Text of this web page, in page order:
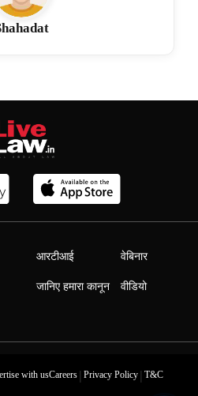
आरटीआई
जानिए हमारा कानून
वेबिनार
वीडियो
with usCareers| Privacy Policy| T&C